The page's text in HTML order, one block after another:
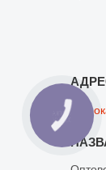
КНОПКА
ЗВ'ЯЗКУ